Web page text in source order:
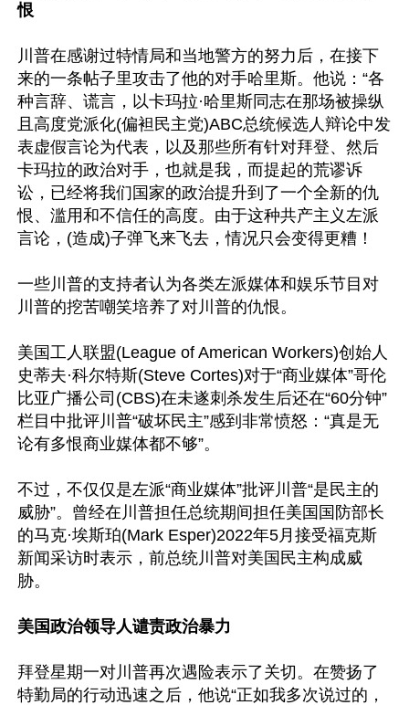
恨
川普在感谢过特情局和当地警方的努力后，在接下
来的一条帖子里攻击了他的对手哈里斯。他说：“各
种言辞、谎言，以卡玛拉·哈里斯同志在那场被操纵
且高度党派化(偏袒民主党)ABC总统候选人辩论中发
表虚假言论为代表，以及那些所有针对拜登、然后
卡玛拉的政治对手，也就是我，而提起的荒谬诉
讼，已经将我们国家的政治提升到了一个全新的仇
恨、滥用和不信任的高度。由于这种共产主义左派
言论，(造成)子弹飞来飞去，情况只会变得更糟！
一些川普的支持者认为各类左派媒体和娱乐节目对
川普的挖苦嘲笑培养了对川普的仇恨。
美国工人联盟(League of American Workers)创始人
史蒂夫·科尔特斯(Steve Cortes)对于“商业媒体”哥伦
比亚广播公司(CBS)在未遂刺杀发生后还在“60分钟”
栏目中批评川普“破坏民主”感到非常愤怒：“真是无
论有多恨商业媒体都不够”。
不过，不仅仅是左派“商业媒体”批评川普“是民主的
威胁”。曾经在川普担任总统期间担任美国国防部长
的马克·埃斯珀(Mark Esper)2022年5月接受福克斯
新闻采访时表示，前总统川普对美国民主构成威
胁。
美国政治领导人谴责政治暴力
拜登星期一对川普再次遇险表示了关切。在赞扬了
特勤局的行动迅速之后，他说“正如我多次说过的，